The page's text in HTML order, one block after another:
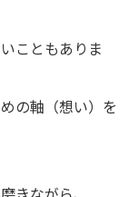
こともありま
の軸（想い）を